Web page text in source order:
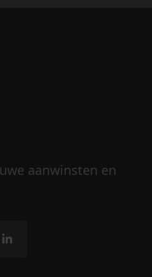
aanwinsten en